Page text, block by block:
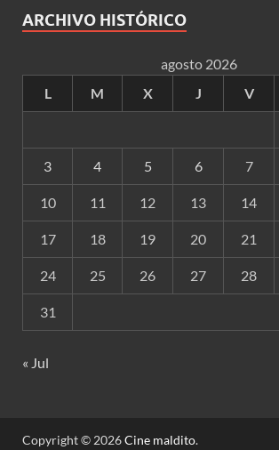
ARCHIVO HISTÓRICO
agosto 2026
L
M X J V
3 4 5 6 7
10 11 12 13 14
17 18 19 20 21
24 25 26 27 28
31
« Jul
Copyright © 2026Cine maldito.